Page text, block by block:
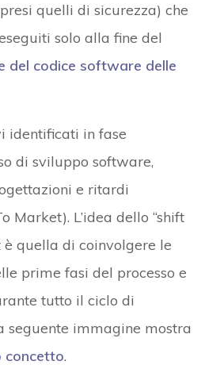
quelli di sicurezza) che
solo alla fine del
del codice software delle
identificati in fase
di sviluppo software,
e ritardi
Market). L’idea dello “shift
quella di coinvolgere le
prime fasi del processo e
tutto il ciclo di
seguente immagine mostra
concetto.